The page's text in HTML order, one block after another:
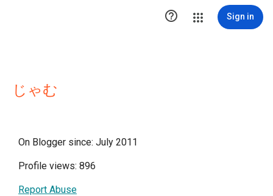
 Sign in
じゃむ
On Blogger since: July 2011
Profile views: 896
Report Abuse